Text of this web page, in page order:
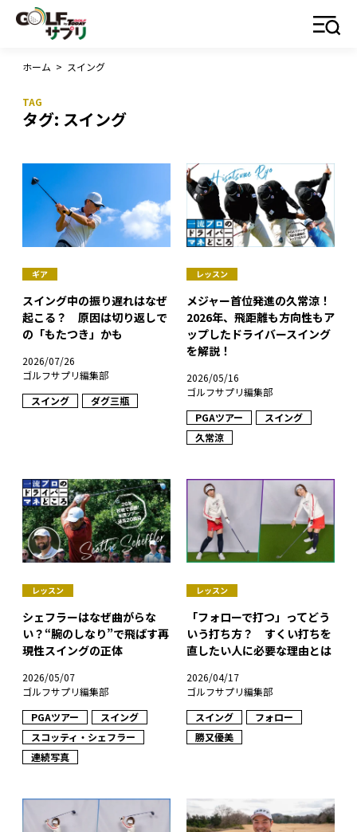
ホーム > スイング
タグ: スイング
ギア
スイング中の振り遅れはなぜ
起こる？ 原因は切り返しで
の「もたつき」かも
2026/07/26
ゴルフサプリ編集部
スイング
ダグ三瓶
レッスン
メジャー首位発進の久常涼！
2026年、飛距離も方向性もア
ップしたドライバースイング
を解説！
2026/05/16
ゴルフサプリ編集部
PGAツアー
スイング
久常涼
レッスン
シェフラーはなぜ曲がらな
い？“腕のしなり”で飛ばす再
現性スイングの正体
2026/05/07
ゴルフサプリ編集部
PGAツアー
スイング
スコッティ・シェフラー
連続写真
レッスン
「フォローで打つ」ってどう
いう打ち方？ すくい打ちを
直したい人に必要な理由とは
2026/04/17
ゴルフサプリ編集部
スイング
フォロー
勝又優美